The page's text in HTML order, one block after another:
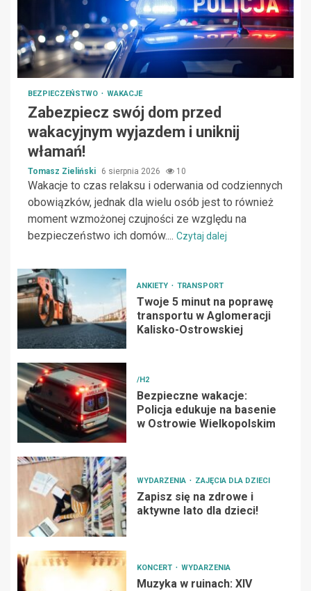
BEZPIECZEŃSTWO WAKACJE
Zabezpiecz swój dom przed
wakacyjnym wyjazdem i uniknij
włamań!
Tomasz Zieliński 6 sierpnia 2026 10
Wakacje to czas relaksu i oderwania od codziennych
obowiązków, jednak dla wielu osób jest to również
moment wzmożonej czujności ze względu na
bezpieczeństwo ich domów.... Czytaj dalej
ANKIETY TRANSPORT
Twoje 5 minut na poprawę
transportu w Aglomeracji
Kalisko-Ostrowskiej
/H2
Bezpieczne wakacje:
Policja edukuje na basenie
w Ostrowie Wielkopolskim
WYDARZENIA ZAJĘCIA DLA DZIECI
Zapisz się na zdrowe i
aktywne lato dla dzieci!
KONCERT WYDARZENIA
Muzyka w ruinach: XIV